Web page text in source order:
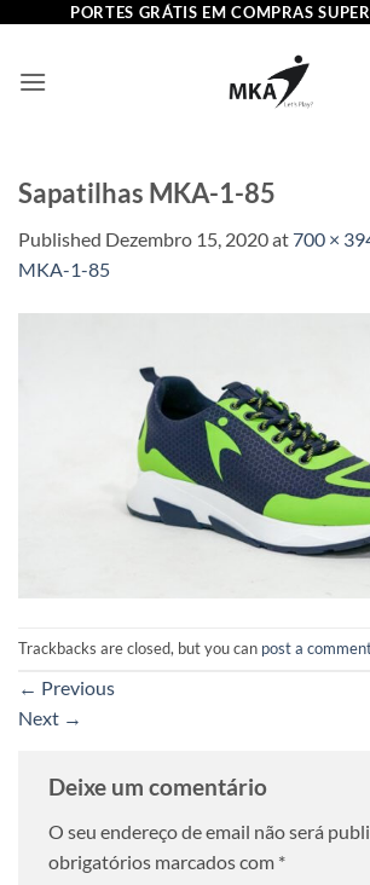
content
PORTES GRÁTIS EM COMPRAS
Sapatilhas MKA-1-85
Published Dezembro 15, 2020at700 ×
MKA-1-85
Trackbacks are closed, but you can post a
← Previous
Next →
Deixe um comentário
O seu endereço de email não será
obrigatórios marcados com *